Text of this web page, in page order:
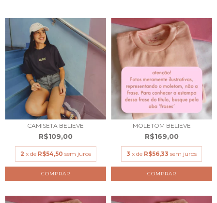
CAMISETA BELIEVE
R$109,00
2 x de R$54,50 sem juros
COMPRAR
MOLETOM BELIEVE
R$169,00
3 x de R$56,33 sem juros
COMPRAR